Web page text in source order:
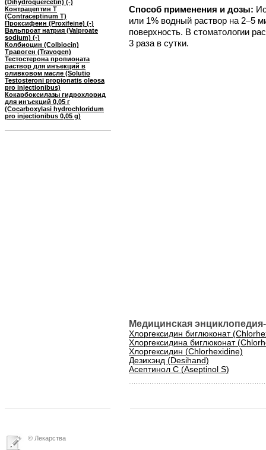
(Dihydroquercetin) (-)
Контрацептин Т
(Contraceptinum T)
Проксифеин (Proxifeine) (-)
Вальпроат натрия (Valproate
sodium) (-)
Колбиоцин (Colbiocin)
Травоген (Travogen)
Тестостерона пропионата
раствор для инъекций в
оливковом масле (Solutio
Testosteroni propionatis oleosa
pro injectionibus)
Кокарбоксилазы гидрохлорид
для инъекций 0,05 г
(Cocarboxylasi hydrochloridum
pro injectionibus 0,05 g)
Способ применения и дозы:
или 1% водный раствор на 2–5
поверхность. В стоматологии
3 раза в сутки.
Медицинская
Хлоргексидин биглюконат
Хлоргексидина биглюконат
Хлоргексидин (Chlorhexidine)
Дезихэнд (Desihand)
Асептинол С (Aseptinol S)
© Лекарства